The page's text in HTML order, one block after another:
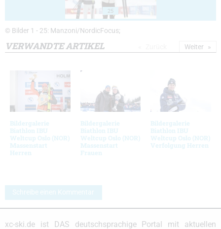
25
© Bilder 1 - 25: Manzoni/NordicFocus;
VERWANDTE ARTIKEL
Bildergalerie
Biathlon IBU
Weltcup Oslo (NOR)
Massenstart
Herren
Bildergalerie
Biathlon IBU
Weltcup Oslo (NOR)
Massenstart
Frauen
Bildergalerie
Biathlon IBU
Weltcup Oslo (NOR)
Verfolgung Herren
Weiter
Schreibe einen Kommentar
xc-ski.de ist DAS deutschsprachige Portal mit aktuellen